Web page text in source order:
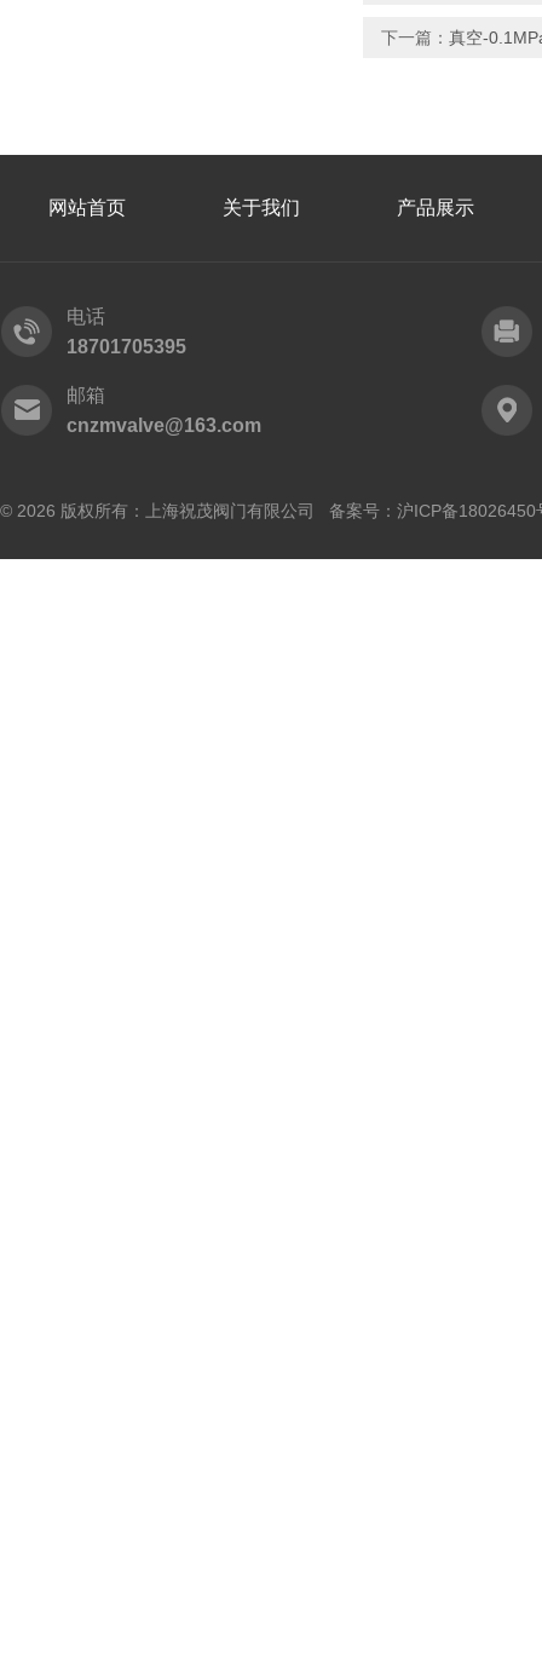
下一篇： 真空-
网站首页 关于我们 产品展示
电话
18701705395
邮箱
cnzmvalve@163.com
© 2026 版权所有：上海祝茂阀门有限公司 备案号： 沪ICP备18026450